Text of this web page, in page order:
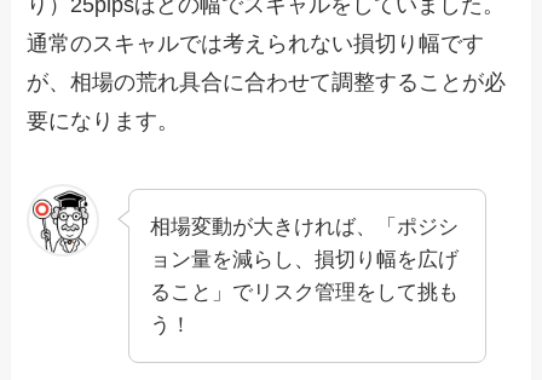
通常のスキャルでは考えられない損切り幅です
が、相場の荒れ具合に合わせて調整することが必
要になります。
相場変動が大きければ、「ポジシ
ョン量を減らし、損切り幅を広げ
ること」でリスク管理をして挑も
う！